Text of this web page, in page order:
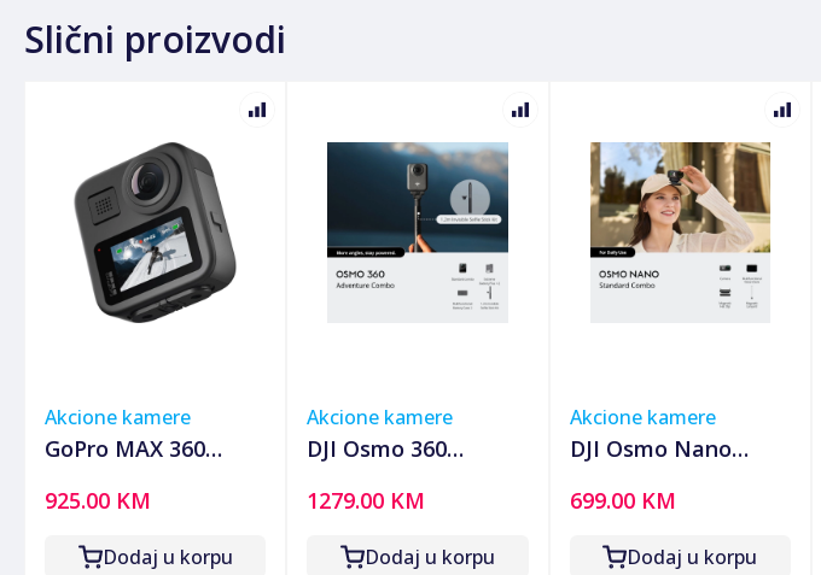
Slični proizvodi
Akcione kamere
GoPro MAX 360
925.00 KM
Dodaj u korpu
Akcione kamere
DJI Osmo 360
Combokamera,1/1.3"
CMOS s f/2.8, USB-C
1279.00 KM
Dodaj u korpu
Akcione kamere
DJI Osmo Nano
120GBkamerica,1-
inch senzor,120MP
699.00 KM
Dodaj u korpu